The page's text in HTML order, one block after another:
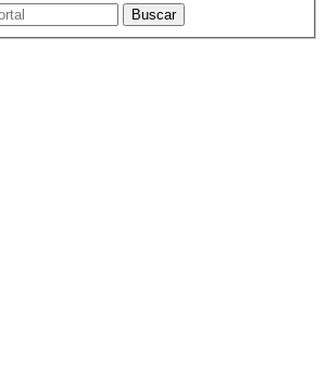
Buscar